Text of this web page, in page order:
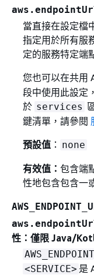
當直接在設定檔
指定用於所有服
定的服務特定端
您也可以在共用
段中使用此設定
於 services
鍵清單，請參閱
預設值： none
有效值： 包含端
性地包含包含一
性：僅限 Java/
<SERVICE> 是